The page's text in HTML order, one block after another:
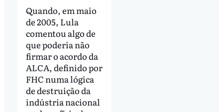
Quando, em maio
de 2005, Lula
comentou algo de
que poderia não
firmar o acordo da
ALCA, definido por
FHC numa lógica
de destruição da
indústria nacional